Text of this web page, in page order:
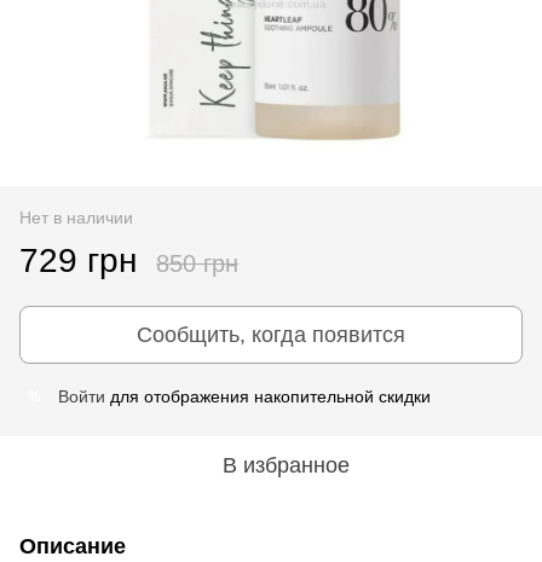
Нет в наличии
729 грн 850 грн
Сообщить, когда появится
Войти для отображения накопительной скидки
В избранное
Описание